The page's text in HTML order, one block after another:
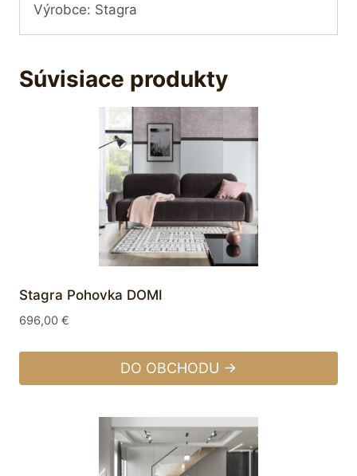
Výrobce: Stagra
Súvisiace produkty
Stagra Pohovka DOMI
696,00 €
DO OBCHODU →